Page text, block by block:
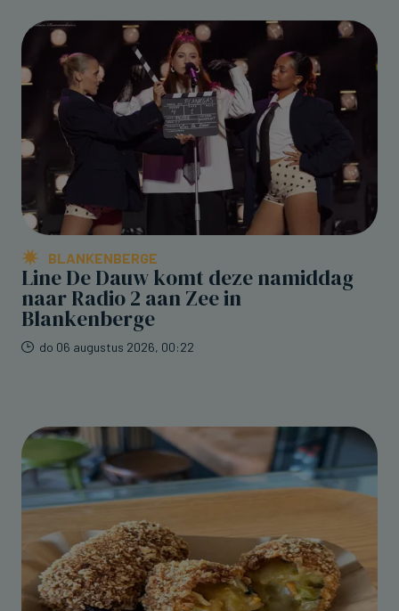
BLANKENBERGE
Line De Dauw komt deze namiddag
naar Radio 2 aan Zee in
Blankenberge
do 06 augustus 2026, 00:22